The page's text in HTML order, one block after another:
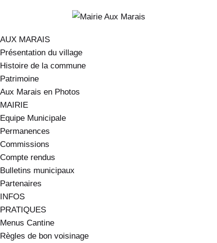
AUX MARAIS
Présentation du village
Histoire de la commune
Patrimoine
Aux Marais en Photos
MAIRIE
Equipe Municipale
Permanences
Commissions
Compte rendus
Bulletins municipaux
Partenaires
INFOS
PRATIQUES
Menus Cantine
Règles de bon voisinage